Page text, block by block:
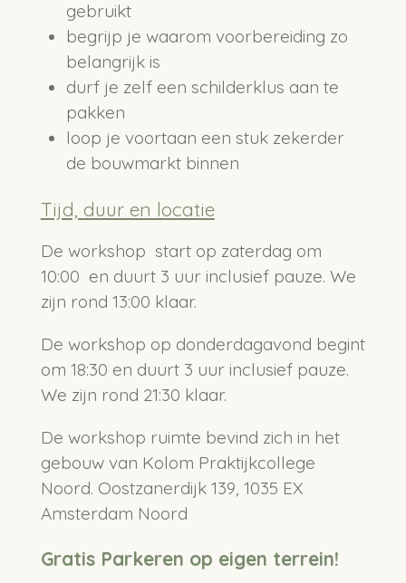
gebruikt
begrijp je waarom voorbereiding zo
belangrijk is
durf je zelf een schilderklus aan te
pakken
loop je voortaan een stuk zekerder
de bouwmarkt binnen
Tijd, duur en locatie
De workshop start op zaterdag om
10:00 en duurt 3 uur inclusief pauze. We
zijn rond 13:00 klaar.
De workshop op donderdagavond begint
om 18:30 en duurt 3 uur inclusief pauze.
We zijn rond 21:30 klaar.
De workshop ruimte bevind zich in het
gebouw van Kolom Praktijkcollege
Noord. Oostzanerdijk 139, 1035 EX
Amsterdam Noord
Gratis Parkeren op eigen terrein!